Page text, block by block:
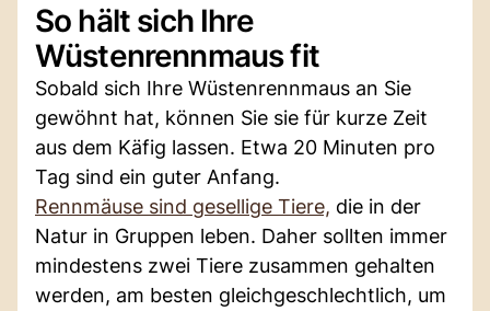
So hält sich Ihre
Wüstenrennmaus fit
Sobald sich Ihre Wüstenrennmaus an Sie
gewöhnt hat, können Sie sie für kurze Zeit
aus dem Käfig lassen. Etwa 20 Minuten pro
Tag sind ein guter Anfang.
Rennmäuse sind gesellige Tiere, die in der
Natur in Gruppen leben. Daher sollten immer
mindestens zwei Tiere zusammen gehalten
werden, am besten gleichgeschlechtlich, um